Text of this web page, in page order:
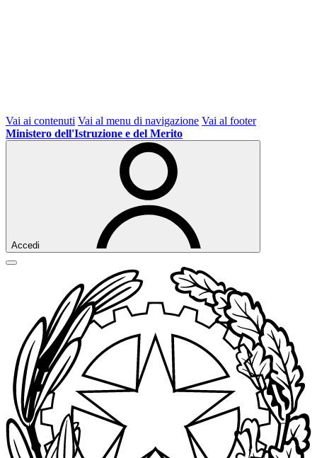
Vai ai contenuti Vai al menu di navigazione Vai al footer
Ministero dell'Istruzione e del Merito
Accedi